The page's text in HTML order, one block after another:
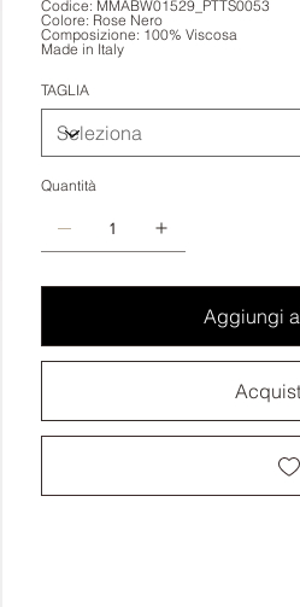
Codice: MMABW01529_PTTS0053
Colore: Rose Nero
Composizione: 100% Viscosa
Made in Italy
TAGLIA
Quantità
Aggiungi